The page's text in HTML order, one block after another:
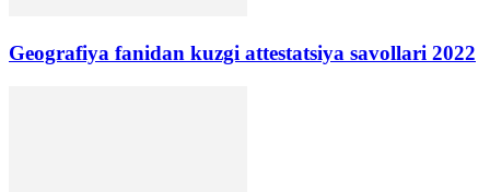
Geografiya fanidan kuzgi attestatsiya savollari 2022